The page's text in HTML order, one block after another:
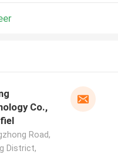
Co.,
Road,
District,